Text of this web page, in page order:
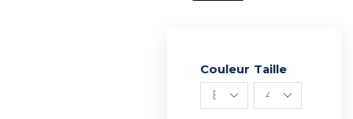
Couleur Taille
Alternative: